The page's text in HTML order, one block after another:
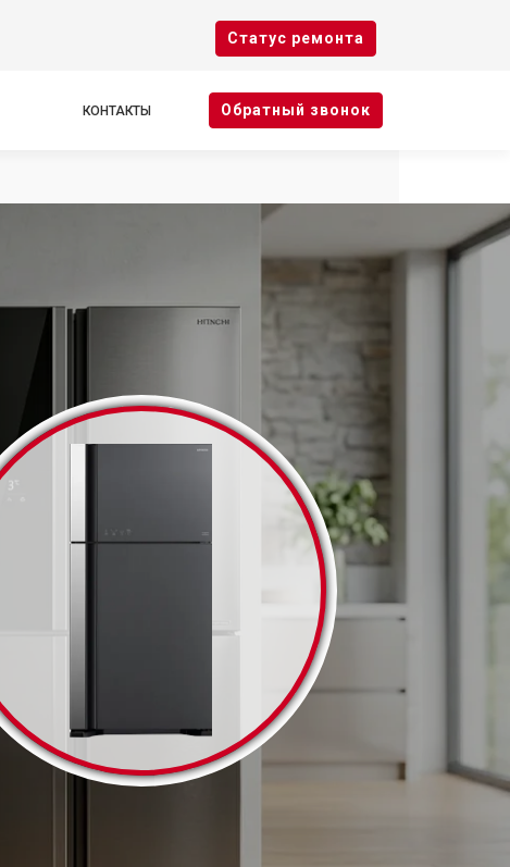
Cтатус ремонта
КОНТАКТЫ Oбратный звонок